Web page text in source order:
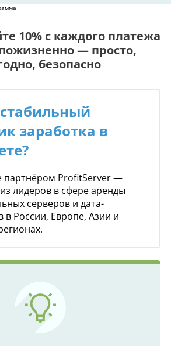
10% с каждого платежа
— просто,
безопасно
заработка в
партнёром ProfitServer —
лидеров в сфере аренды
серверов и дата-
в России, Европе, Азии и